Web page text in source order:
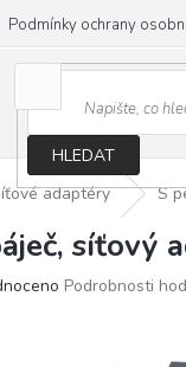
Podmínky ochrany
HLEDAT
adaptéry S
síťový
Podrobnosti